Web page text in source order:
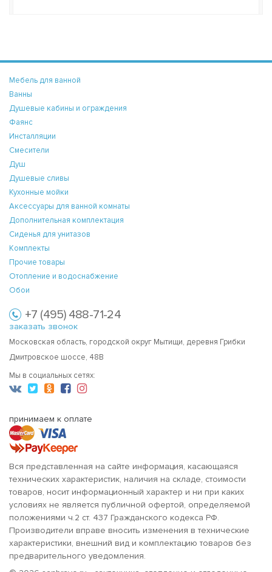
Мебель для ванной
Ванны
Душевые кабины и ограждения
Фаянс
Инсталляции
Смесители
Душ
Душевые сливы
Кухонные мойки
Аксессуары для ванной комнаты
Дополнительная комплектация
Сиденья для унитазов
Комплекты
Прочие товары
Отопление и водоснабжение
Обои
+7 (495) 488-71-24
заказать звонок
Московская область, городской округ Мытищи, деревня Грибки
Дмитровское шоссе, 48В
Мы в социальных сетях:
принимаем к оплате
Вся представленная на сайте информация, касающаяся
технических характеристик, наличия на складе, стоимости
товаров, носит информационный характер и ни при каких
условиях не является публичной офертой, определяемой
положениями ч.2 ст. 437 Гражданского кодекса РФ.
Производители вправе вносить изменения в технические
характеристики, внешний вид и комплектацию товаров без
предварительного уведомления.